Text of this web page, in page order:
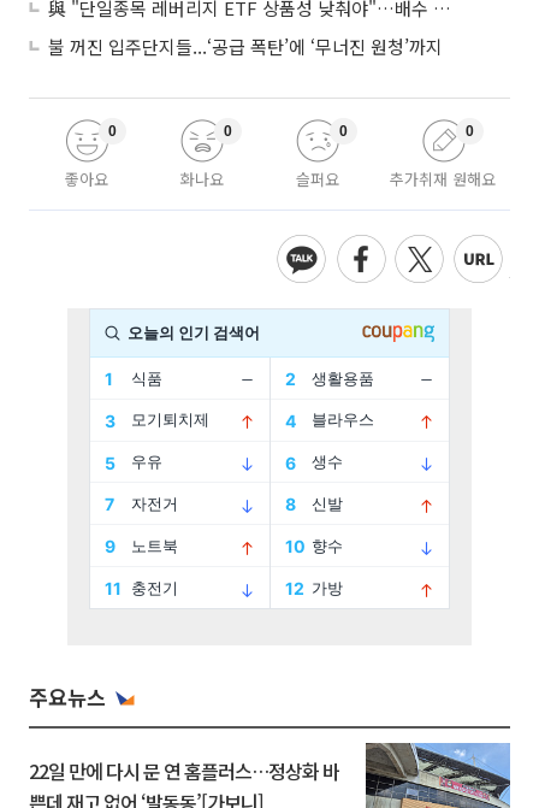
與 "단일종목 레버리지 ETF 상품성 낮춰야"…배수 조정안도 거론
불 꺼진 입주단지들...‘공급 폭탄’에 ‘무너진 원청’까지
좋아요
0
화나요
0
슬퍼요
0
추가취재 원해요
0
주요뉴스
22일 만에 다시 문 연 홈플러스…정상화 바
쁜데 재고 없어 ‘발동동’[가보니]